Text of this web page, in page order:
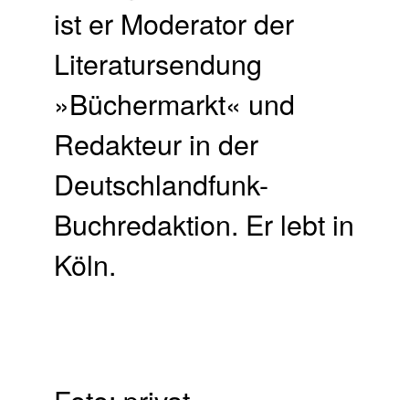
ist er Moderator der
Literatursendung
»Büchermarkt« und
Redakteur in der
Deutschlandfunk-
Buchredaktion. Er lebt in
Köln.